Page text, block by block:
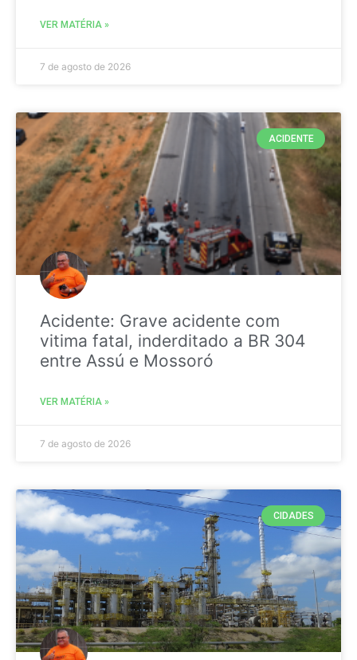
VER MATÉRIA »
7 de agosto de 2026
ACIDENTE
Acidente: Grave acidente com
vitima fatal, inderditado a BR 304
entre Assú e Mossoró
VER MATÉRIA »
7 de agosto de 2026
CIDADES